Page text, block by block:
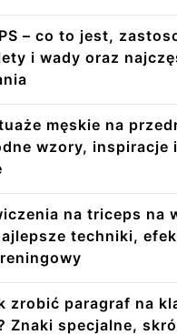
– co to jest,
i wady oraz
męskie na
wzory, inspiracje
na triceps na
techniki,
zrobić paragraf na
Znaki specjalne,